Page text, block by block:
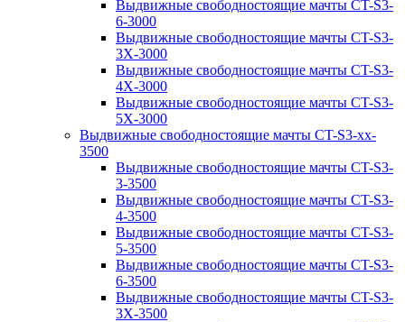
Выдвижные свободностоящие мачты CT-S3-
6-3000
Выдвижные свободностоящие мачты CT-S3-
3X-3000
Выдвижные свободностоящие мачты CT-S3-
4X-3000
Выдвижные свободностоящие мачты CT-S3-
5X-3000
Выдвижные свободностоящие мачты CT-S3-xx-
3500
Выдвижные свободностоящие мачты CT-S3-
3-3500
Выдвижные свободностоящие мачты CT-S3-
4-3500
Выдвижные свободностоящие мачты CT-S3-
5-3500
Выдвижные свободностоящие мачты CT-S3-
6-3500
Выдвижные свободностоящие мачты CT-S3-
3X-3500